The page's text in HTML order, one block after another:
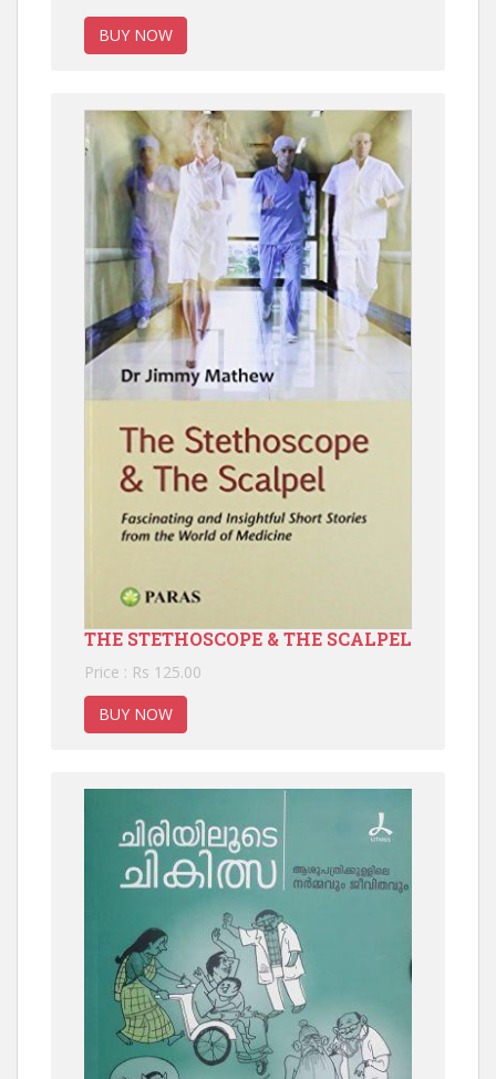
BUY NOW
THE STETHOSCOPE & THE SCALPEL
Price : Rs 125.00
BUY NOW